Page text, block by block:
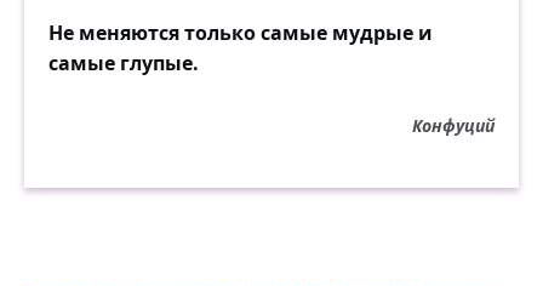
Не меняются только самые мудрые и
самые глупые.
Конфуций